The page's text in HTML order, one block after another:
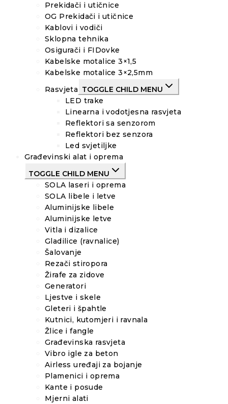
Prekidači i utičnice
OG Prekidači i utičnice
Kablovi i vodiči
Sklopna tehnika
Osigurači i FIDovke
Kabelske motalice 3×1,5
Kabelske motalice 3×2,5mm
Rasvjeta TOGGLE CHILD MENU
LED trake
Linearna i vodotjesna rasvjeta
Reflektori sa senzorom
Reflektori bez senzora
Led svjetiljke
Građevinski alat i oprema
TOGGLE CHILD MENU
SOLA laseri i oprema
SOLA libele i letve
Aluminijske libele
Aluminijske letve
Vitla i dizalice
Gladilice (ravnalice)
Šalovanje
Rezači stiropora
Žirafe za zidove
Generatori
Ljestve i skele
Gleteri i špahtle
Kutnici, kutomjeri i ravnala
Žlice i fangle
Građevinska rasvjeta
Vibro igle za beton
Airless uređaji za bojanje
Plamenici i oprema
Kante i posude
Mjerni alati